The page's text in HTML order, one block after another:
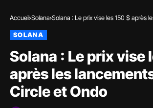
Accueil Solana Solana : Le prix vise les 150 $ après
SOLANA
Solana : Le prix vise
après les
Circle et Ondo